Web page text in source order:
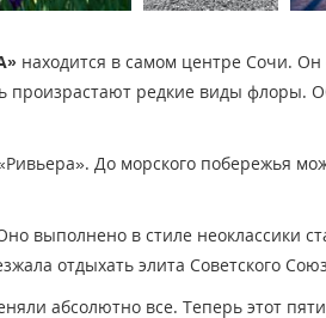
находится в самом центре Сочи.
произрастают редкие виды флоры.
До морского побережья
выполнено в стиле неоклассики
отдыхать элита Советского
абсолютно все. Теперь этот